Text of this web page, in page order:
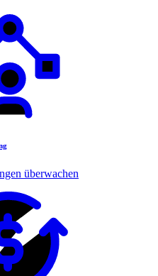
überwachen